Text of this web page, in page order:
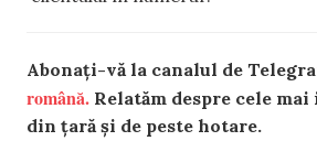
Abonați-vă la canalul de
română. Relatăm despre cele
din țară și de peste hotare.